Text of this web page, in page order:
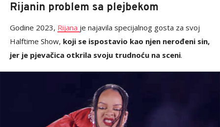
Rijanin problem sa plejbekom
Godine 2023, Rijana je najavila specijalnog gosta za svoj
Halftime Show, koji se ispostavio kao njen nerođeni sin,
jer je pjevačica otkrila svoju trudnoću na sceni.